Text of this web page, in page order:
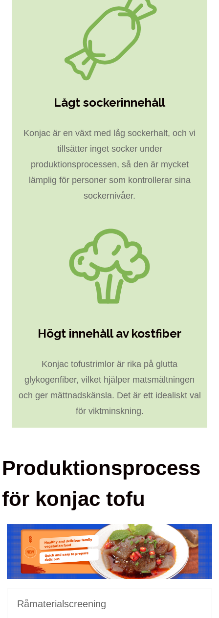
Lågt sockerinnehåll
Konjac är en växt med låg sockerhalt, och vi
tillsätter inget socker under
produktionsprocessen, så den är mycket
lämplig för personer som kontrollerar sina
sockernivåer.
Högt innehåll av kostfiber
Konjac tofustrimlor är rika på glutta
glykogenfiber, vilket hjälper matsmältningen
och ger mättnadskänsla. Det är ett idealiskt val
för viktminskning.
Produktionsprocess
för konjac tofu
Råmaterialscreening